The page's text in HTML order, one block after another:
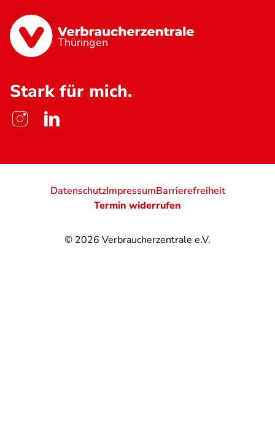
Thüringen
Stark für mich.
© 2026 Verbraucherzentrale e.V.
DatenschutzImpressumBarrierefreiheit
Termin widerrufen